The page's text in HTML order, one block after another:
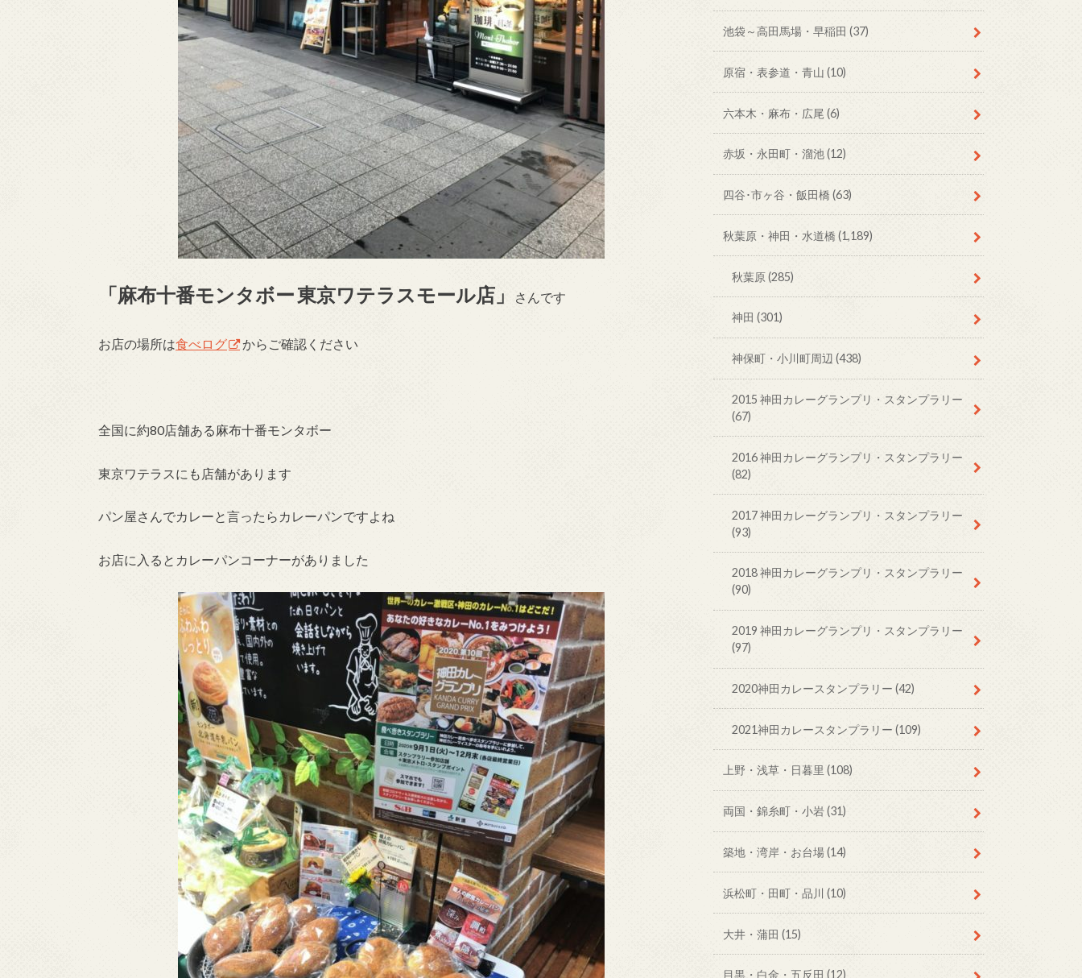
「麻布十番モンタボー東京ワテラスモール店」 さんです
お店の場所は食べログ からご確認ください
全国に約80店舗ある麻布十番モンタボー
東京ワテラスにも店舗があります
パン屋さんでカレーと言ったらカレーパンですよね
お店に入るとカレーパンコーナーがありました
池袋～高田馬場・早稲田 (37)
原宿・表参道・青山 (10)
六本木・麻布・広尾 (6)
赤坂・永田町・溜池(12)
四谷･市ヶ谷・飯田橋 (63)
秋葉原・神田・水道橋 (1,189)
秋葉原(285)
神田(301)
神保町・小川町周辺(438)
2015 神田カレーグランプリ・スタンプラリー
(67)
2016 神田カレーグランプリ・スタンプラリー
(82)
2017 神田カレーグランプリ・スタンプラリー
(93)
2018 神田カレーグランプリ・スタンプラリー
(90)
2019 神田カレーグランプリ・スタンプラリー
(97)
2020神田カレースタンプラリー(42)
2021神田カレースタンプラリー(109)
上野・浅草・日暮里 (108)
両国・錦糸町・小岩(31)
築地・湾岸・お台場(14)
浜松町・田町・品川 (10)
大井・蒲田 (15)
目黒・白金・五反田 (12)